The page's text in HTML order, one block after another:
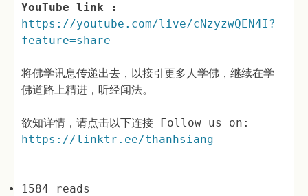
YouTube link :
https://youtube.com/live/cNzyzwQEN4I?
feature=share
将佛学讯息传递出去，以接引更多人学佛，继续在学
佛道路上精进，听经闻法。
欲知详情，请点击以下连接 Follow us on:
https://linktr.ee/thanhsiang
1584 reads